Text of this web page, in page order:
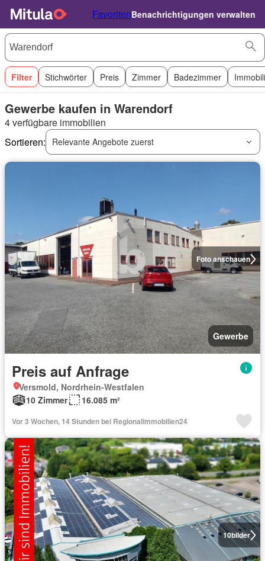
FavoritenBenachrichtigungen verwalten
Filter Stichwörter Preis Zimmer Badezimmer
Gewerbe kaufen in Warendorf
4 verfügbare immobilien
Sortieren:
Relevante Angebote zuerst
Foto anschauen
Gewerbe
Preis auf Anfrage
Versmold, Nordrhein-Westfalen
10 Zimmer
16.085 m²
Vor 3 Wochen, 14 Stunden bei Regionalimmobilien24
10bilder